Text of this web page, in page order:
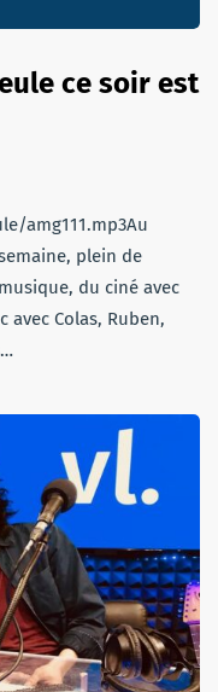
ce soir est
amg111.mp3Au
plein de
du ciné avec
Colas, Ruben,